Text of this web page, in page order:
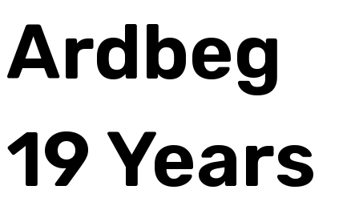
Ardbeg
19 Years